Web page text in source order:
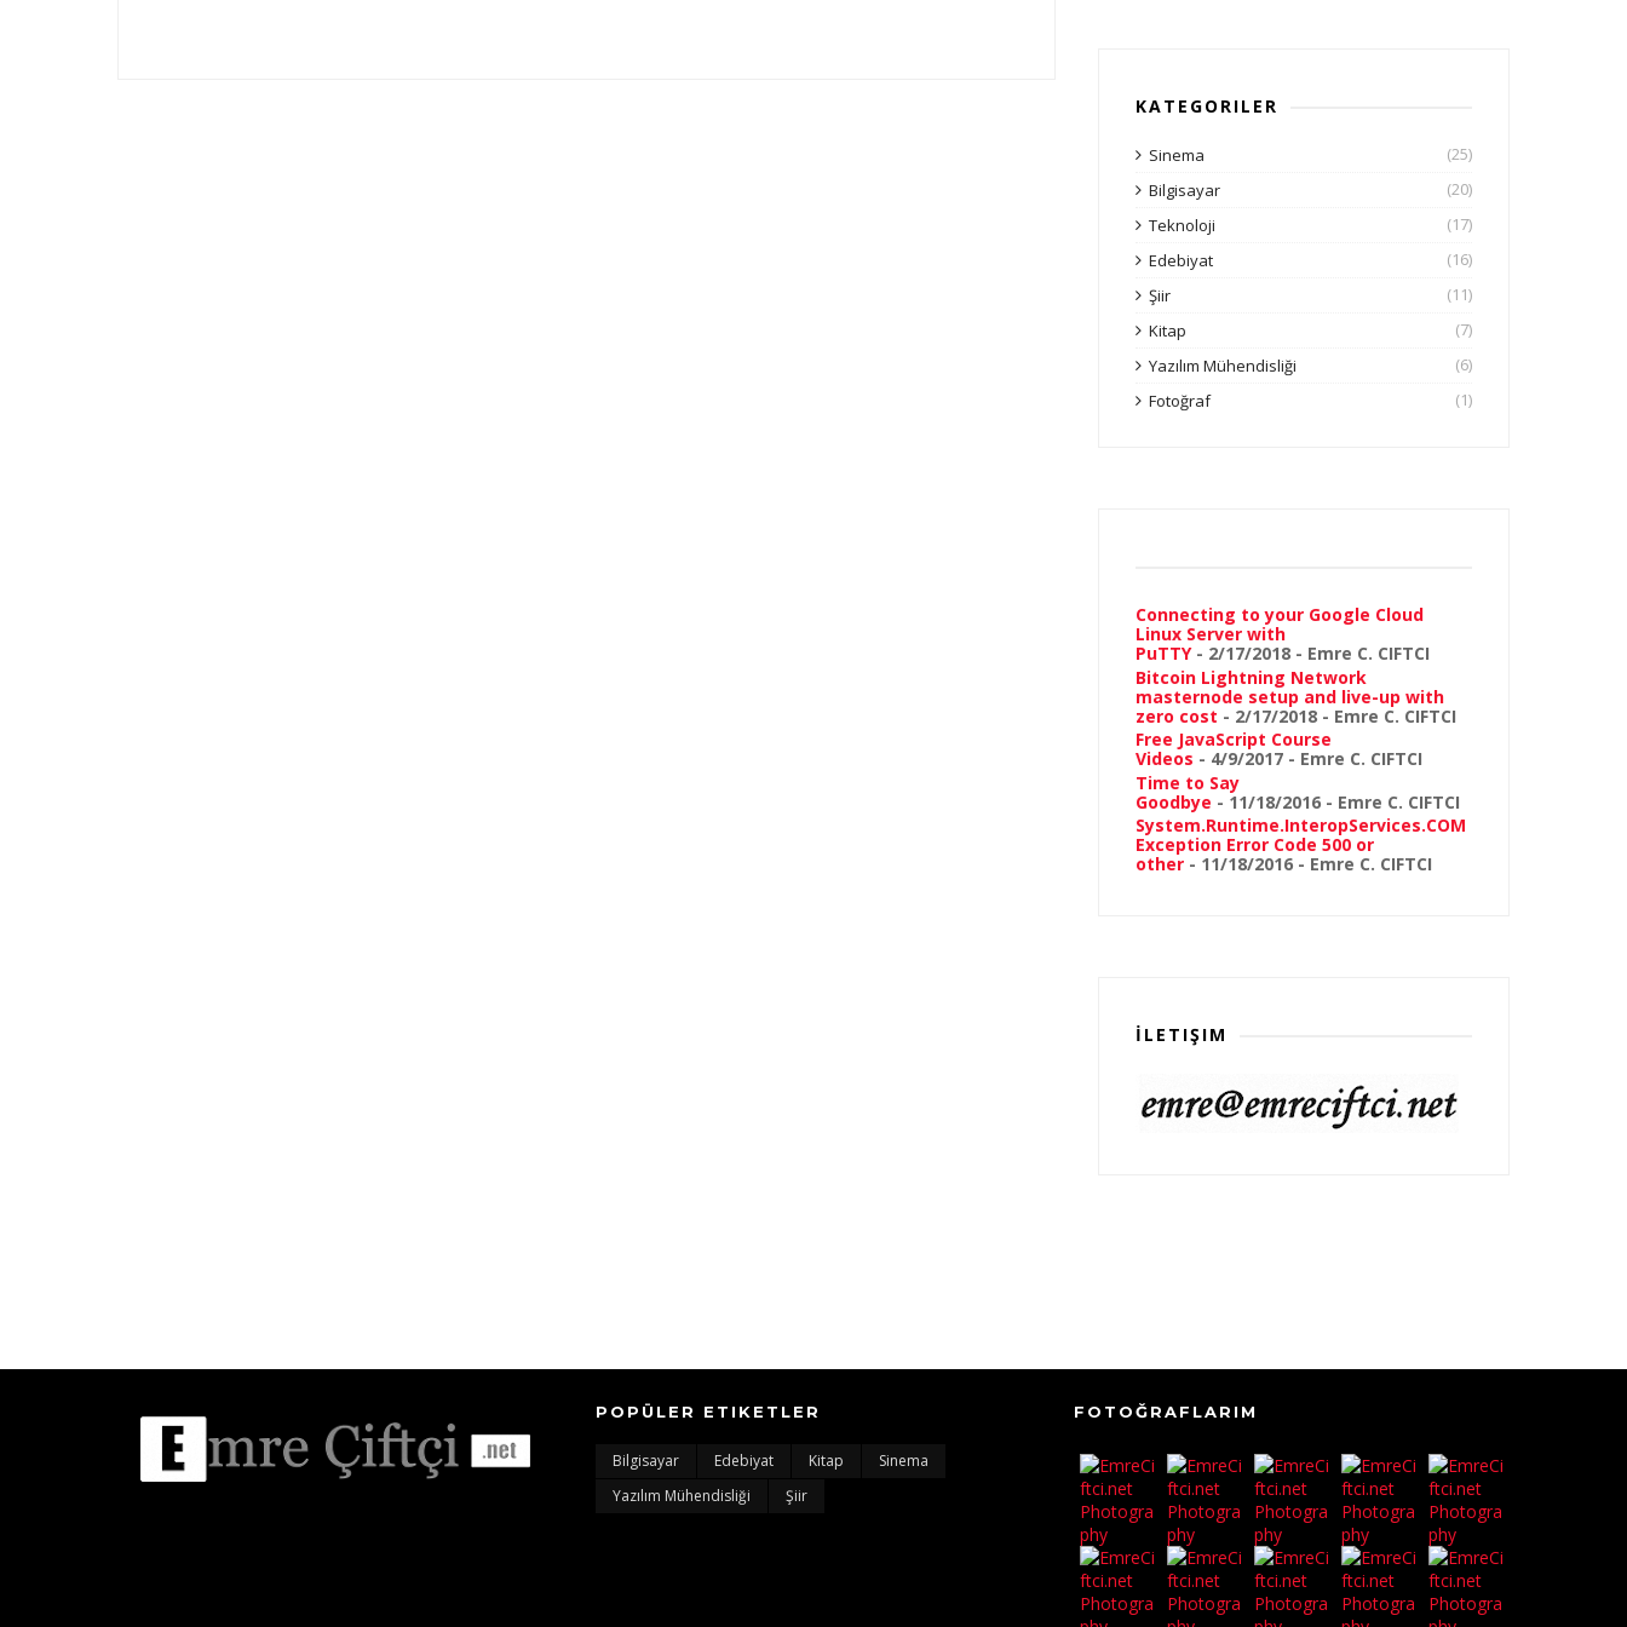
KATEGORILER
Sinema
(25)
Bilgisayar
(20)
Teknoloji
(17)
Edebiyat
(16)
Şiir
(11)
Kitap
(7)
Yazılım Mühendisliği
(6)
Fotoğraf
(1)
Connecting to your Google Cloud
Linux Server with
PuTTY- 2/17/2018 - Emre C. CIFTCI
Bitcoin Lightning Network
masternode setup and live-up with
zero cost - 2/17/2018 - Emre C. CIFTCI
Free JavaScript Course
Videos - 4/9/2017 - Emre C. CIFTCI
Time to Say
Goodbye - 11/18/2016 - Emre C. CIFTCI
System.Runtime.InteropServices.COM
Exception Error Code 500 or
other - 11/18/2016 - Emre C. CIFTCI
İLETIŞIM
POPÜLER ETIKETLER
Bilgisayar Edebiyat Kitap
Sinema
Yazılım Mühendisliği
Şiir
FOTOĞRAFLARIM